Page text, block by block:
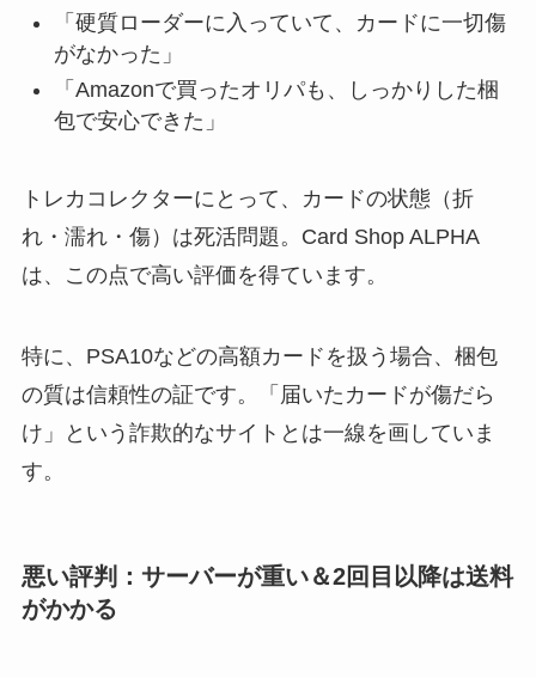
「硬質ローダーに入っていて、カードに一切傷
がなかった」
「Amazonで買ったオリパも、しっかりした梱
包で安心できた」
トレカコレクターにとって、カードの状態（折
れ・濡れ・傷）は死活問題。Card Shop ALPHA
は、この点で高い評価を得ています。
特に、PSA10などの高額カードを扱う場合、梱包
の質は信頼性の証です。「届いたカードが傷だら
け」という詐欺的なサイトとは一線を画していま
す。
悪い評判：サーバーが重い＆2回目以降は送料
がかかる